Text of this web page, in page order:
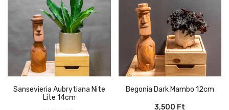
Sansevieria Aubrytiana Nite
Lite 14cm
Begonia Dark Mambo 12cm
3,500 Ft